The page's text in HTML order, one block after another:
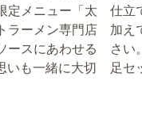
定メニュー「太
ラーメン専門店
ースにあわせる
いも一緒に大切
仕立
加え
さい
足セ